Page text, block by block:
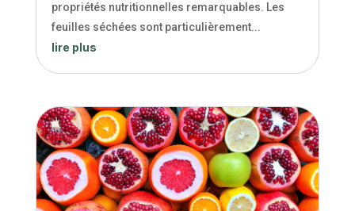
propriétés nutritionnelles remarquables. Les
feuilles séchées sont particulièrement...
lire plus